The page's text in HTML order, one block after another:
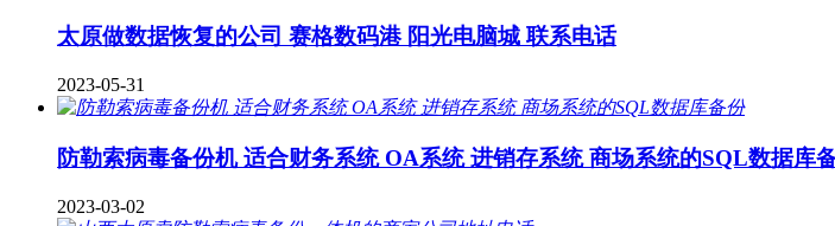
太原做数据恢复的公司 赛格数码港 阳光电脑城 联系电话
2023-05-31
防勒索病毒备份机 适合财务系统 OA系统 进销存系统 商场系统的SQL数据库
2023-03-02